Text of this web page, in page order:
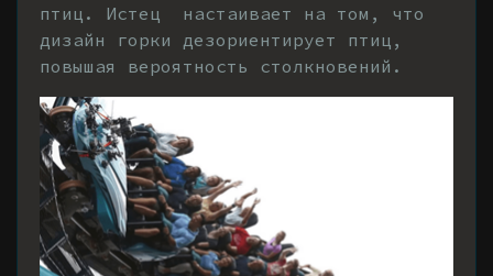
птиц. Истец настаивает на том, что
дизайн горки дезориентирует птиц,
повышая вероятность столкновений.